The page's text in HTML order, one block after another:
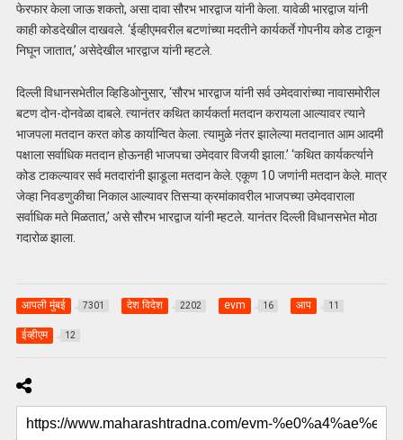
फेरफार केला जाऊ शकतो, असा दावा सौरभ भारद्वाज यांनी केला. यावेळी भारद्वाज यांनी
काही कोडदेखील दाखवले. ‘ईव्हीएमवरील बटणांच्या मदतीने कार्यकर्ते गोपनीय कोड टाकून
निघून जातात,’ असेदेखील भारद्वाज यांनी म्हटले.
दिल्ली विधानसभेतील व्हिडिओनुसार, ‘सौरभ भारद्वाज यांनी सर्व उमेदवारांच्या नावासमोरील
बटण दोन-दोनवेळा दाबले. त्यानंतर कथित कार्यकर्ता मतदान करायला आल्यावर त्याने
भाजपला मतदान करत कोड कार्यान्वित केला. त्यामुळे नंतर झालेल्या मतदानात आम आदमी
पक्षाला सर्वाधिक मतदान होऊनही भाजपचा उमेदवार विजयी झाला.’ ‘कथित कार्यकर्त्याने
कोड टाकल्यावर सर्व मतदारांनी झाडूला मतदान केले. एकूण 10 जणांनी मतदान केले. मात्र
जेव्हा निवडणुकीचा निकाल आल्यावर तिसऱ्या क्रमांकावरील भाजपच्या उमेदवाराला
सर्वाधिक मते मिळतात,’ असे सौरभ भारद्वाज यांनी म्हटले. यानंतर दिल्ली विधानसभेत मोठा
गदारोळ झाला.
आपली मुंबई 7301 देश विदेश 2202 evm 16 आप 11
ईव्हीएम 12